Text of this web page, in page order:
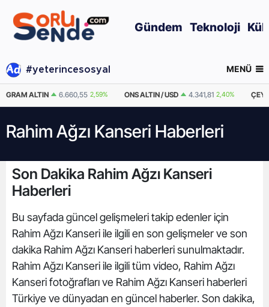
Gündem Teknoloji
#yeterincesosyal MENÜ
GRAM ALTIN 6.660,55 2,59% ONS ALTIN / USD 4.341,81 2,40%
Rahim Ağzı Kanseri Haberleri
Son Dakika Rahim Ağzı Kanseri
Haberleri
Bu sayfada güncel gelişmeleri takip edenler için
Rahim Ağzı Kanseri ile ilgili en son gelişmeler ve son
dakika Rahim Ağzı Kanseri haberleri sunulmaktadır.
Rahim Ağzı Kanseri ile ilgili tüm video, Rahim Ağzı
Kanseri fotoğrafları ve Rahim Ağzı Kanseri haberleri
Türkiye ve dünyadan en güncel haberler. Son dakika,